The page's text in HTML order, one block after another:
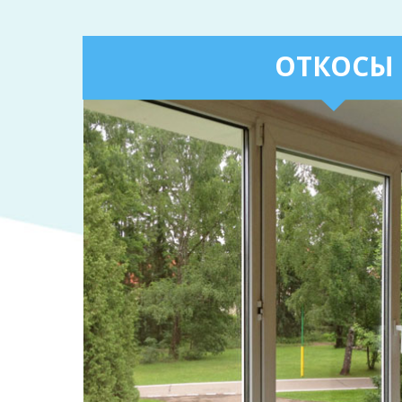
ОТКОСЫ